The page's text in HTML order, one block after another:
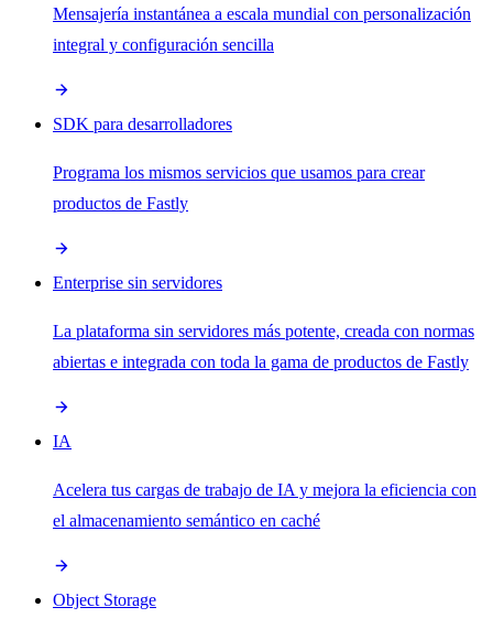
Mensajería instantánea a escala mundial con personalización
integral y configuración sencilla
SDK para desarrolladores
Programa los mismos servicios que usamos para crear
productos de Fastly
Enterprise sin servidores
La plataforma sin servidores más potente, creada con normas
abiertas e integrada con toda la gama de productos de Fastly
IA
Acelera tus cargas de trabajo de IA y mejora la eficiencia con
el almacenamiento semántico en caché
Object Storage